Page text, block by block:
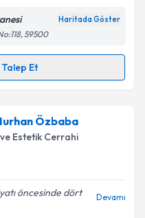
Haritada Göster
59500
Et
takvimi talebi
randevu almanız için bir
ile bilgilendireceğiz.
Özbaba
Estetik Cerrahi
öncesinde dört
Devamı